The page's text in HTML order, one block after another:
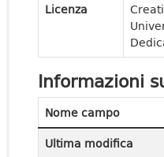
Licenza
Informazioni
Nome campo
Ultima modifica